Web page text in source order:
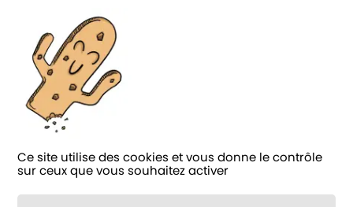
contact@tribu-and-co.fr
LinkedIn Facebook Instagram
Blog
Ce site utilise des cookies et vous donne le contrôle
sur ceux que vous souhaitez activer